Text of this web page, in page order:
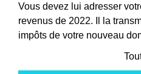
Vous devez lui adresser
revenus de 2022. Il la
impôts de votre nouveau